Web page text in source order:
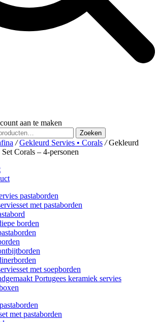
aan te maken
Zoeken
/ Gekleurd Servies • Corals /Gekleurd
Corals – 4-personen